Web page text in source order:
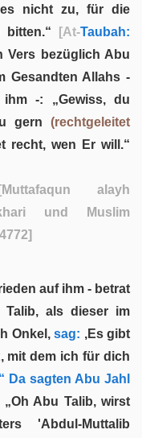
nicht zu, für die
bitten.“
[At-Taubah:
Vers bezüglich Abu
Gesandten Allahs -
-: „Gewiss, du
gern (rechtgeleitet
recht, wen Er will.“
alayh
und Muslim
auf ihm - betrat
Talib, als dieser im
Onkel,sag: ‚Es gibt
mit dem ich für dich
“ Da sagten Abu Jahl
„Oh Abu Talib, wirst
'Abdul-Muttalib